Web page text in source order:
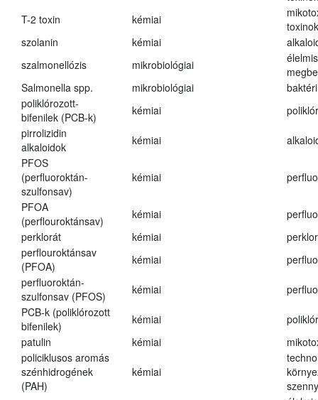
T-2 toxin
kémiai
toxinok
szolanin
kémiai
szalmonellózis
mikrobiológiai
Salmonella spp.
mikrobiológiai
poliklórozott-
bifenilek (PCB-k)
kémiai
pirrolizidin
alkaloidok
kémiai
PFOS
(perfluoroktán-
szulfonsav)
kémiai
PFOA
(perflouroktánsav)
kémiai
perklorát
kémiai
perflouroktánsav
(PFOA)
kémiai
perfluoroktán-
szulfonsav (PFOS)
kémiai
PCB-k (poliklórozott
bifenilek)
kémiai
patulin
kémiai
policiklusos aromás
szénhidrogének
(PAH)
kémiai